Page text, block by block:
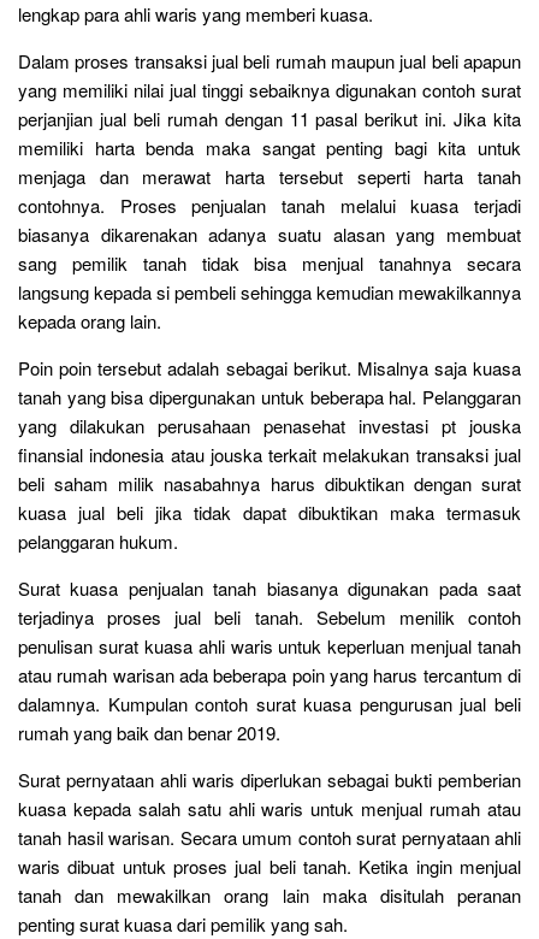
lengkap para ahli waris yang memberi kuasa.
Dalam proses transaksi jual beli rumah maupun jual beli apapun
yang memiliki nilai jual tinggi sebaiknya digunakan contoh surat
perjanjian jual beli rumah dengan 11 pasal berikut ini. Jika kita
memiliki harta benda maka sangat penting bagi kita untuk
menjaga dan merawat harta tersebut seperti harta tanah
contohnya. Proses penjualan tanah melalui kuasa terjadi
biasanya dikarenakan adanya suatu alasan yang membuat
sang pemilik tanah tidak bisa menjual tanahnya secara
langsung kepada si pembeli sehingga kemudian mewakilkannya
kepada orang lain.
Poin poin tersebut adalah sebagai berikut. Misalnya saja kuasa
tanah yang bisa dipergunakan untuk beberapa hal. Pelanggaran
yang dilakukan perusahaan penasehat investasi pt jouska
finansial indonesia atau jouska terkait melakukan transaksi jual
beli saham milik nasabahnya harus dibuktikan dengan surat
kuasa jual beli jika tidak dapat dibuktikan maka termasuk
pelanggaran hukum.
Surat kuasa penjualan tanah biasanya digunakan pada saat
terjadinya proses jual beli tanah. Sebelum menilik contoh
penulisan surat kuasa ahli waris untuk keperluan menjual tanah
atau rumah warisan ada beberapa poin yang harus tercantum di
dalamnya. Kumpulan contoh surat kuasa pengurusan jual beli
rumah yang baik dan benar 2019.
Surat pernyataan ahli waris diperlukan sebagai bukti pemberian
kuasa kepada salah satu ahli waris untuk menjual rumah atau
tanah hasil warisan. Secara umum contoh surat pernyataan ahli
waris dibuat untuk proses jual beli tanah. Ketika ingin menjual
tanah dan mewakilkan orang lain maka disitulah peranan
penting surat kuasa dari pemilik yang sah.